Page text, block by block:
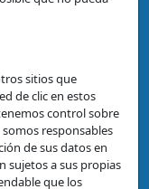
sitios que
de clic en estos
control sobre
responsables
de sus datos en
sujetos a sus propias
que los